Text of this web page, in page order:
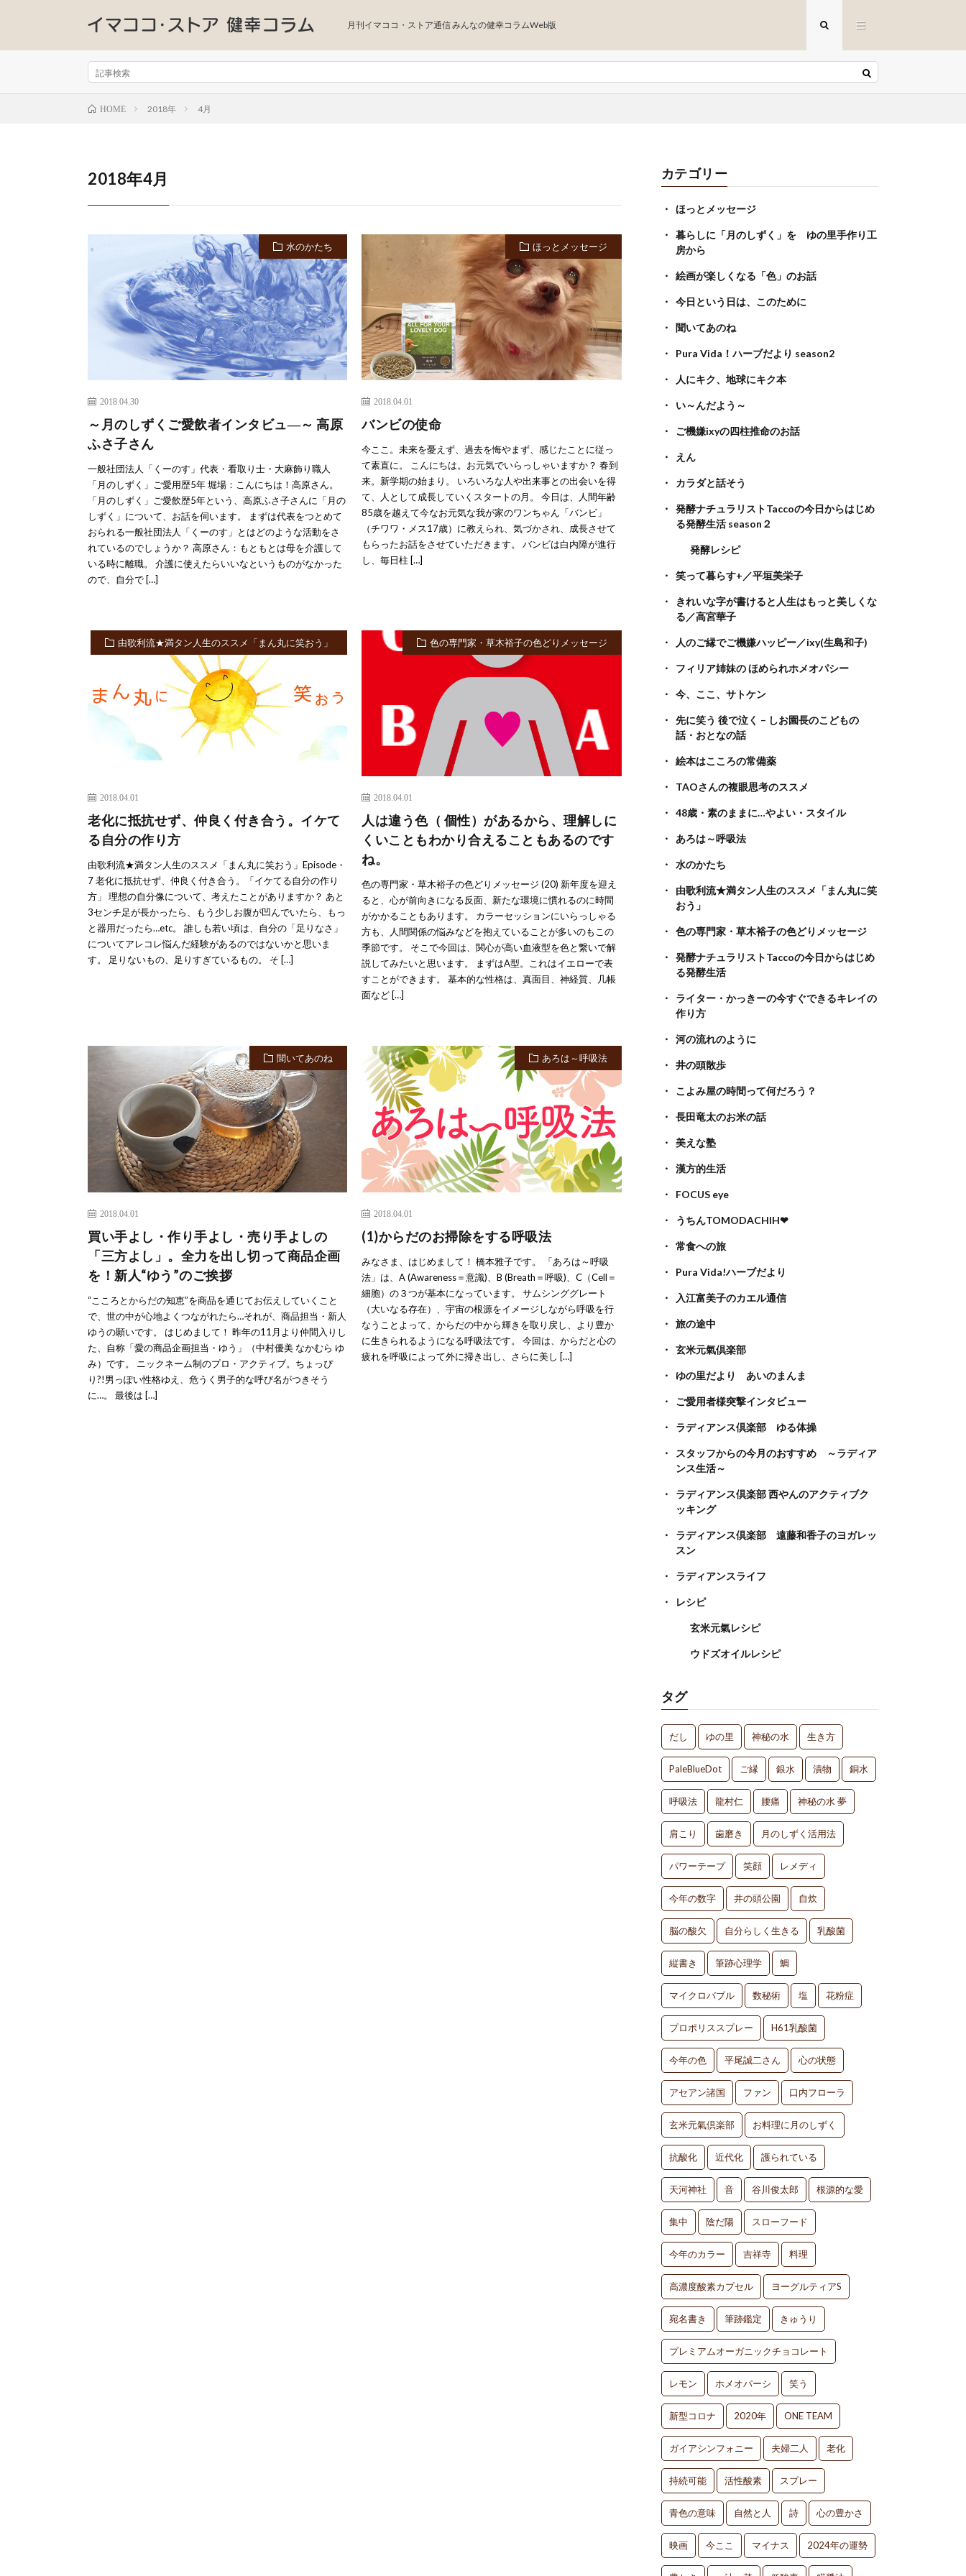
月刊イマココ・ストア通信 みんなの健幸コラムWeb版
HOME 2018年 4月
2018年4月
水のかたち
2018.04.30
～月のしずくご愛飲者インタビュ―～ 高原
ふさ子さん
一般社団法人「くーのす」代表・看取り士・大麻飾り職人
「月のしずく」ご愛用歴5年 堀場：こんにちは！高原さん。
「月のしずく」ご愛飲歴5年という、高原ふさ子さんに「月の
しずく」について、お話を伺います。 まずは代表をつとめて
おられる一般社団法人「くーのす」とはどのような活動をさ
れているのでしょうか？ 高原さん：もともとは母を介護して
いる時に離職。 介護に使えたらいいなというものがなかった
ので、自分で […]
ほっとメッセージ
2018.04.01
バンビの使命
今ここ。未来を憂えず、過去を悔やまず、感じたことに従っ
て素直に。 こんにちは。お元気でいらっしゃいますか？ 春到
来。新学期の始まり。 いろいろな人や出来事との出会いを得
て、人として成長していくスタートの月。 今日は、人間年齢
85歳を越えて今なお元気な我が家のワンちゃん「バンビ」
（チワワ・メス17歳）に教えられ、気づかされ、成長させて
もらったお話をさせていただきます。 バンビは白内障が進行
し、毎日柱 […]
由歌利流★満タン人生のススメ「まん丸に笑おう」
2018.04.01
老化に抵抗せず、仲良く付き合う。イケて
る自分の作り方
由歌利流★満タン人生のススメ「まん丸に笑おう」Episode・
7 老化に抵抗せず、仲良く付き合う。「イケてる自分の作り
方」 理想の自分像について、考えたことがありますか？ あと
3センチ足が長かったら、もう少しお腹が凹んでいたら、もっ
と器用だったら…etc。 誰しも若い頃は、自分の「足りなさ」
についてアレコレ悩んだ経験があるのではないかと思いま
す。 足りないもの、足りすぎているもの。 そ […]
色の専門家・草木裕子の色どりメッセージ
2018.04.01
人は違う色（ 個性）があるから、理解しに
くいこともわかり合えることもあるのです
ね。
色の専門家・草木裕子の色どりメッセージ (20) 新年度を迎え
ると、心が前向きになる反面、新たな環境に慣れるのに時間
がかかることもあります。 カラーセッションにいらっしゃる
方も、人間関係の悩みなどを抱えていることが多いのもこの
季節です。 そこで今回は、関心が高い血液型を色と繋いで解
説してみたいと思います。 まずはA型。これはイエローで表
すことができます。 基本的な性格は、真面目、神経質、几帳
面など […]
聞いてあのね
2018.04.01
買い手よし・作り手よし・売り手よしの
「三方よし」。全力を出し切って商品企画
を！新人“ゆう”のご挨拶
“こころとからだの知恵”を商品を通じてお伝えしていくこと
で、世の中が心地よくつながれたら…それが、商品担当・新人
ゆうの願いです。 はじめまして！ 昨年の11月より仲間入りし
た、自称「愛の商品企画担当・ゆう」（中村優美 なかむら ゆ
み）です。 ニックネーム制のプロ・アクティブ。ちょっぴ
り?!男っぽい性格ゆえ、危うく男子的な呼び名がつきそう
に…。 最後は […]
あろは～呼吸法
2018.04.01
(1)からだのお掃除をする呼吸法
みなさま、はじめまして！ 橋本雅子です。 「あろは～呼吸
法」は、A (Awareness＝意識)、B (Breath＝呼吸)、C（Cell＝
細胞）の３つが基本になっています。 サムシンググレート
（大いなる存在）、宇宙の根源をイメージしながら呼吸を行
なうことよって、からだの中から輝きを取り戻し、より豊か
に生きられるようになる呼吸法です。 今回は、からだと心の
疲れを呼吸によって外に掃き出し、さらに美し […]
カテゴリー
ほっとメッセージ
暮らしに「月のしずく」を ゆの里手作り工
房から
絵画が楽しくなる「色」のお話
今日という日は、このために
聞いてあのね
Pura Vida！ハーブだより season2
人にキク、地球にキク本
い～んだよう～
ご機嫌ixyの四柱推命のお話
えん
カラダと話そう
発酵ナチュラリストTaccoの今日からはじめ
る発酵生活 season２
発酵レシピ
笑って暮らす+／平垣美栄子
きれいな字が書けると人生はもっと美しくな
る／高宮華子
人のご縁でご機嫌ハッピー／ixy(生島和子)
フィリア姉妹の ほめられホメオパシー
今、ここ、サトケン
先に笑う 後で泣く – しお園長のこどもの
話・おとなの話
絵本はこころの常備薬
TAOさんの複眼思考のススメ
48歳・素のままに…やよい・スタイル
あろは～呼吸法
水のかたち
由歌利流★満タン人生のススメ「まん丸に笑
おう」
色の専門家・草木裕子の色どりメッセージ
発酵ナチュラリストTaccoの今日からはじめ
る発酵生活
ライター・かっきーの今すぐできるキレイの
作り方
河の流れのように
井の頭散歩
こよみ屋の時間って何だろう？
長田竜太のお米の話
美えな塾
漢方的生活
FOCUS eye
うちんTOMODACHIH❤
常食への旅
Pura Vida!ハーブだより
入江富美子のカエル通信
旅の途中
玄米元氣倶楽部
ゆの里だより あいのまんま
ご愛用者様突撃インタビュー
ラディアンス倶楽部 ゆる体操
スタッフからの今月のおすすめ ～ラディア
ンス生活～
ラディアンス倶楽部 西やんのアクティブク
ッキング
ラディアンス倶楽部 遠藤和香子のヨガレッ
スン
ラディアンスライフ
レシピ
玄米元氣レシピ
ウドズオイルレシピ
タグ
だし ゆの里 神秘の水 生き方
PaleBlueDot ご縁 銀水 漬物 銅水
呼吸法 龍村仁 腰痛 神秘の水 夢
肩こり 歯磨き 月のしずく活用法
パワーテープ 笑顔 レメディ
今年の数字 井の頭公園 自炊
脳の酸欠 自分らしく生きる 乳酸菌
縦書き 筆跡心理学 鯛
マイクロバブル 数秘術 塩 花粉症
プロポリススプレー H61乳酸菌
今年の色 平尾誠二さん 心の状態
アセアン諸国 ファン 口内フローラ
玄米元氣倶楽部 お料理に月のしずく
抗酸化 近代化 護られている
天河神社 音 谷川俊太郎 根源的な愛
集中 陰だ陽 スローフード
今年のカラー 吉祥寺 料理
高濃度酸素カプセル ヨーグルティアS
宛名書き 筆跡鑑定 きゅうり
プレミアムオーガニックチョコレート
レモン ホメオパーシ 笑う
新型コロナ 2020年 ONE TEAM
ガイアシンフォニー 夫婦二人 老化
持続可能 活性酸素 スプレー
青色の意味 自然と人 詩 心の豊かさ
映画 今ここ マイナス 2024年の運勢